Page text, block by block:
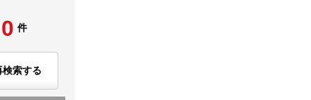
0 件
検索する